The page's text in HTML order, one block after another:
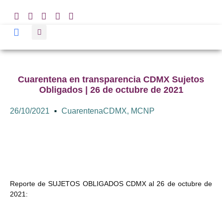
Cuarentena en transparencia CDMX Sujetos
Obligados | 26 de octubre de 2021
26/10/2021 CuarentenaCDMX, MCNP
Reporte de SUJETOS OBLIGADOS CDMX al 26 de octubre de
2021: